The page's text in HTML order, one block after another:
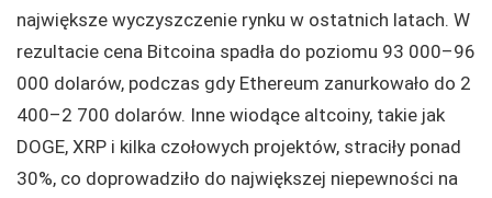
największe wyczyszczenie rynku w ostatnich latach. W
rezultacie cena Bitcoina spadła do poziomu 93 000–96
000 dolarów, podczas gdy Ethereum zanurkowało do 2
400–2 700 dolarów. Inne wiodące altcoiny, takie jak
DOGE, XRP i kilka czołowych projektów, straciły ponad
30%, co doprowadziło do największej niepewności na